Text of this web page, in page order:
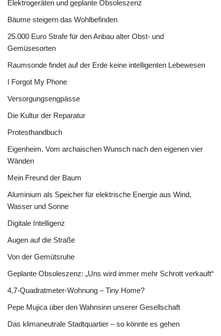
Elektrogeräten und geplante Obsoleszenz
Bäume steigern das Wohlbefinden
25.000 Euro Strafe für den Anbau alter Obst- und
Gemüsesorten
Raumsonde findet auf der Erde keine intelligenten Lebewesen
I Forgot My Phone
Versorgungsengpässe
Die Kultur der Reparatur
Protesthandbuch
Eigenheim. Vom archaischen Wunsch nach den eigenen vier
Wänden
Mein Freund der Baum
Aluminium als Speicher für elektrische Energie aus Wind,
Wasser und Sonne
Digitale Intelligenz
Augen auf die Straße
Von der Gemütsruhe
Geplante Obsoleszenz: „Uns wird immer mehr Schrott verkauft“
4,7-Quadratmeter-Wohnung – Tiny Home?
Pepe Mujica über den Wahnsinn unserer Gesellschaft
Das klimaneutrale Stadtquartier – so könnte es gehen